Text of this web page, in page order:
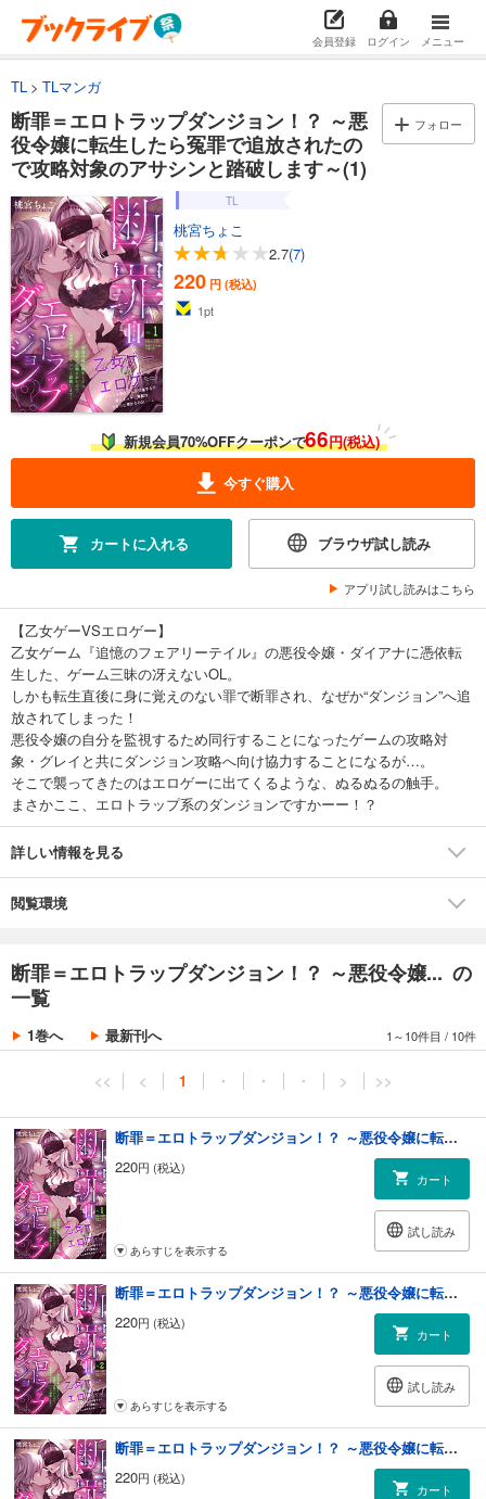
会員登録 ログイン メニュー
TL TLマンガ
断罪＝エロトラップダンジョン！？ ～悪
役令嬢に転生したら冤罪で追放されたの
で攻略対象のアサシンと踏破します～(1)
フォロー
TL
桃宮ちょこ
2.7(7)
220 円 (税込)
1pt
新規会員70%OFFクーポンで66円(税込)
今すぐ購入
カートに入れる ブラウザ試し読み
アプリ試し読みはこちら
【乙女ゲーVSエロゲー】
乙女ゲーム『追憶のフェアリーテイル』の悪役令嬢・ダイアナに憑依転
生した、ゲーム三昧の冴えないOL。
しかも転生直後に身に覚えのない罪で断罪され、なぜか“ダンジョン”へ追
放されてしまった！
悪役令嬢の自分を監視するため同行することになったゲームの攻略対
象・グレイと共にダンジョン攻略へ向け協力することになるが…。
そこで襲ってきたのはエロゲーに出てくるような、ぬるぬるの触手。
まさかここ、エロトラップ系のダンジョンですかーー！？
詳しい情報を見る
閲覧環境
断罪＝エロトラップダンジョン！？ ～悪役令嬢... の
一覧
1巻へ 最新刊へ 1～10件目 / 10件
<< < 1 ・ ・ ・ > >>
断罪＝エロトラップダンジョン！？ ～悪役令嬢に転生したら冤罪で追放されたので攻略対象のアサシンと踏破します～(1)
220円 (税込)
カート
試し読み
あらすじを表示する
断罪＝エロトラップダンジョン！？ ～悪役令嬢に転生したら冤罪で追放されたので攻略対象のアサシンと踏破します～(2)
220円 (税込)
カート
試し読み
あらすじを表示する
断罪＝エロトラップダンジョン！？ ～悪役令嬢に転生したら冤罪で追放されたので攻略対象のアサシンと踏破します～(3)
220円 (税込)
カート